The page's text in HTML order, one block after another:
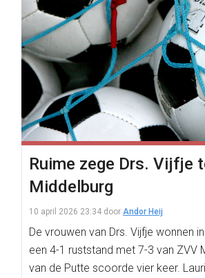
Ruime zege Drs. Vijfje
Middelburg
10 april 2026 23:34 door Andor Heij
De vrouwen van Drs. Vijfje wonnen
een 4-1 ruststand met 7-3 van ZVV
van de Putte scoorde vier keer.